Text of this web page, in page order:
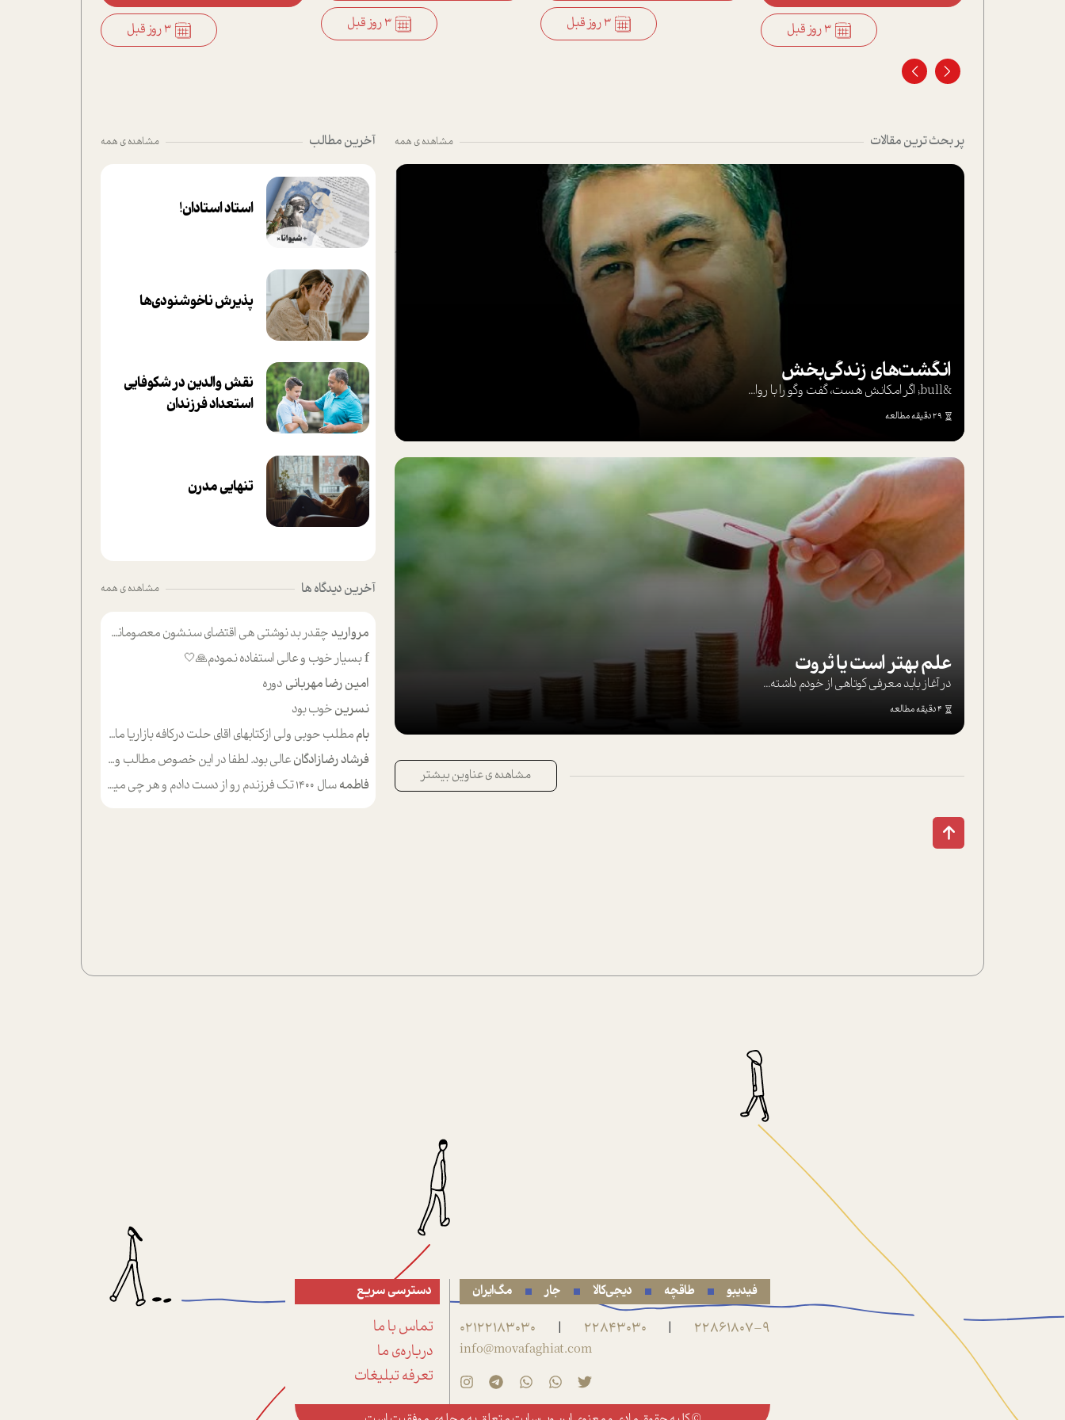
3 روز قبل 3 روز قبل 3 روز قبل 3 روز قبل
پر بحث ترین مقالات مشاهده ی همه
انگشت‌های‌ زندگی‌بخش
&bull; اگر امکانش هست، گفت وگو را با روا...
29 دقیقه مطالعه
علم بهتر است یا ثروت
در آغاز باید معرفی کوتاهی از خودم داشته...
4 دقیقه مطالعه
مشاهده ی عناوین بیشتر
آخرین مطالب مشاهده ی همه
استاد استادان!
پذیرش ناخوشنودی‌ها
نقش والدین در شکوفا‌یی
ا‌ستعداد فرزندان‌
تنهایی مدرن
آخرین دیدگاه ها مشاهده ی همه
مرواریدچقدر بد نوشتی هی اقتضای سنشون معصومانه این اون خلی؟نکنه تا چهل سالگی پوشکت میکردن و شیر میخوردی که به اینا میگی کودک
fبسیار خوب و عالی استفاده نمودم🙏🤍
امین رضا مهربانی دوره
نسرینخوب بود
باممطلب حوبی ولی ازکتابهای اقای حلت درکافه بازاریا مایکت میزاشتن رایگان خوب بود ولی هرکدام خلاصه شده ش تومجله از طریق سایت هم خوبه اینکه درزیر اخرصفحه گذاشته شده خب ادم خبره میره نصب میکنه میخونه ولی هرکسی گوشیش ظرفیتش نداره باتشکر
فرشاد رضازادگانعالی بود. لطفا در این خصوص مطالب و مثال های بیشتر ی ارایه دهید
فاطمهسال ۱۴۰۰ تک فرزندم رو از دست دادم و هر چی میگذره حالم بدتر میشه و دلتنگتر تنایی رو ترجیح دادم و معاشرت برام سخت شده
فیدیبو طاقچه دیجی‌کالا جار مگ‌ایران
22861807-9
|
22843030
|
02122183030
info@movafaghiat.com
دسترسی سریع
تماس با ما
درباره‌ی ما
تعرفه تبلیغات